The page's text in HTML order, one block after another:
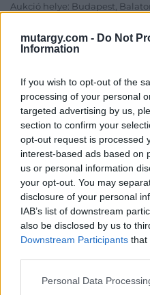
mutargy.com - Do Not
Information
If you wish to opt-out of the
processing of your personal
targeted advertising by us,
section to confirm your
opt-out request is processed
interest-based ads based on
us or personal information
your opt-out. You may
disclosure of your personal
IAB’s list of downstream
also be disclosed by us to
Downstream Participants that
Personal Data
Aukció helye: Budapest,
Bemutatkozás: Magas
néprajzi tárgyak értékesítése